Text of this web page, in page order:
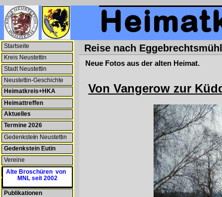
Neue Fotos aus der alten Heimat.
Von Vangerow zur
Termine 2026
Startseite
Kreis Neustettin
Heimatkreis+HKA
Aktuelles
Vereine
Patenschaften
Heimatmuseum
Publikationen
Stadt Neustettin
Heimattreffen
Gedenkstein Neustettin
Neustettin-Geschichte
Alte Broschüren von
MNL seit 2002
Gedenkstein Eutin
Reise nach